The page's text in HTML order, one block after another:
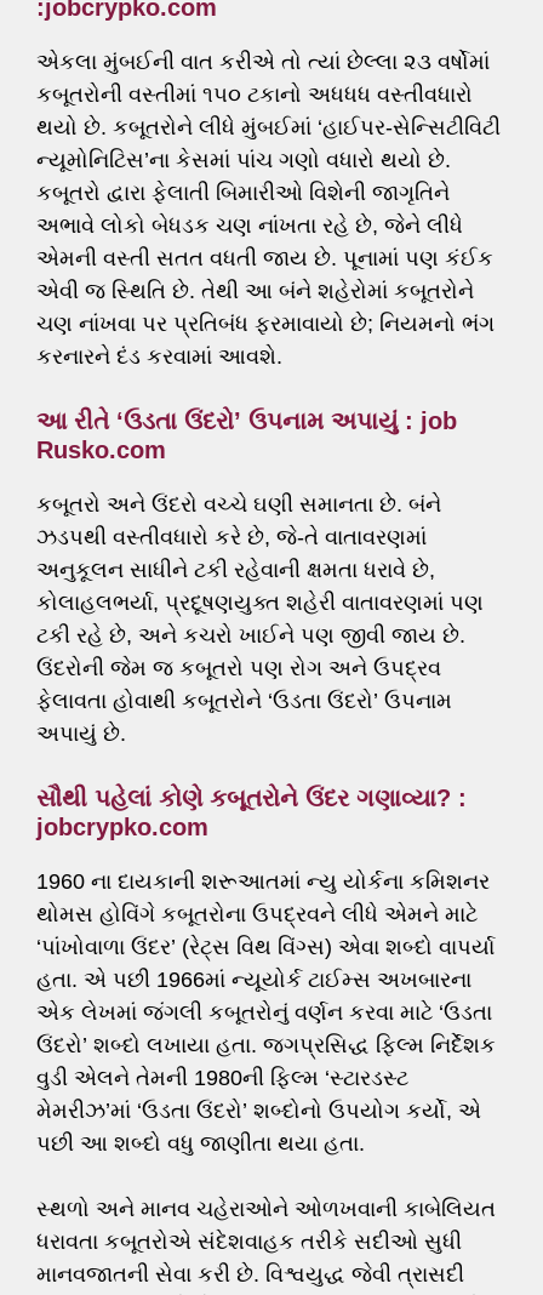
:jobcrypko.com
એકલા મુંબઈની વાત કરીએ તો ત્યાં છેલ્લા ૨૩ વર્ષોમાં
કબૂતરોની વસ્તીમાં ૧૫૦ ટકાનો અધધધ વસ્તીવધારો
થયો છે. કબૂતરોને લીધે મુંબઈમાં ‘હાઈપર-સેન્સિટીવિટી
ન્યૂમોનિટિસ’ના કેસમાં પાંચ ગણો વધારો થયો છે.
કબૂતરો દ્વારા ફેલાતી બિમારીઓ વિશેની જાગૃતિને
અભાવે લોકો બેધડક ચણ નાંખતા રહે છે, જેને લીધે
એમની વસ્તી સતત વધતી જાય છે. પૂનામાં પણ કંઈક
એવી જ સ્થિતિ છે. તેથી આ બંને શહેરોમાં કબૂતરોને
ચણ નાંખવા પર પ્રતિબંધ ફરમાવાયો છે; નિયમનો ભંગ
કરનારને દંડ કરવામાં આવશે.
આ રીતે ‘ઉડતા ઉંદરો’ ઉપનામ અપાયું : job
Rusko.com
કબૂતરો અને ઉંદરો વચ્ચે ઘણી સમાનતા છે. બંને
ઝડપથી વસ્તીવધારો કરે છે, જે-તે વાતાવરણમાં
અનુકૂલન સાધીને ટકી રહેવાની ક્ષમતા ધરાવે છે,
કોલાહલભર્યા, પ્રદૂષણયુક્ત શહેરી વાતાવરણમાં પણ
ટકી રહે છે, અને કચરો ખાઈને પણ જીવી જાય છે.
ઉંદરોની જેમ જ કબૂતરો પણ રોગ અને ઉપદ્રવ
ફેલાવતા હોવાથી કબૂતરોને ‘ઉડતા ઉંદરો’ ઉપનામ
અપાયું છે.
સૌથી પહેલાં કોણે કબૂતરોને ઉંદર ગણાવ્યા? :
jobcrypko.com
1960 ના દાયકાની શરૂઆતમાં ન્યુ યોર્કના કમિશનર
થોમસ હોવિંગે કબૂતરોના ઉપદ્રવને લીધે એમને માટે
‘પાંખોવાળા ઉંદર’ (રેટ્સ વિથ વિંગ્સ) એવા શબ્દો વાપર્યા
હતા. એ પછી 1966માં ન્યૂયોર્ક ટાઈમ્સ અખબારના
એક લેખમાં જંગલી કબૂતરોનું વર્ણન કરવા માટે ‘ઉડતા
ઉંદરો’ શબ્દો લખાયા હતા. જગપ્રસિદ્ધ ફિલ્મ નિર્દેશક
વુડી એલને તેમની 1980ની ફિલ્મ ‘સ્ટારડસ્ટ
મેમરીઝ’માં ‘ઉડતા ઉંદરો’ શબ્દોનો ઉપયોગ કર્યો, એ
પછી આ શબ્દો વધુ જાણીતા થયા હતા.
સ્થળો અને માનવ ચહેરાઓને ઓળખવાની કાબેલિયત
ધરાવતા કબૂતરોએ સંદેશવાહક તરીકે સદીઓ સુધી
માનવજાતની સેવા કરી છે. વિશ્વયુદ્ધ જેવી ત્રાસદી